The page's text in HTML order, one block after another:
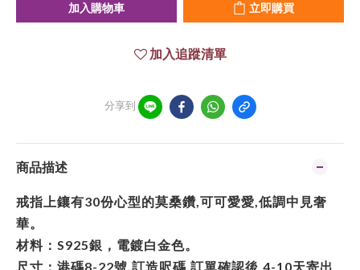
加入購物車 立即購買
加入追蹤清單
分享到
商品描述
戒指上鑲有30份心型的莫桑鑽,可可愛愛,低調中見奢
華。
材料：S925銀，電鍍白金色。
尺寸：港碼8-22號,訂造呎碼,訂單確認後,4-10天寄出